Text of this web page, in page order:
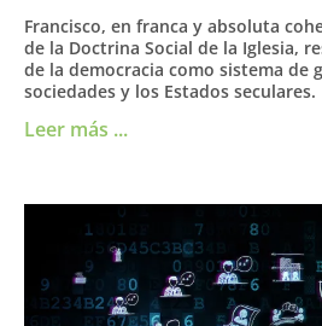
Francisco, en franca y absoluta
de la Doctrina Social de la Iglesia,
de la democracia como sistema de
sociedades y los Estados seculares.
Leer más ...